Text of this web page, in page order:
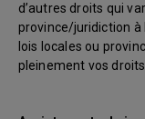
d’autres droits qui
province/juridiction à
lois locales ou
pleinement vos droits.